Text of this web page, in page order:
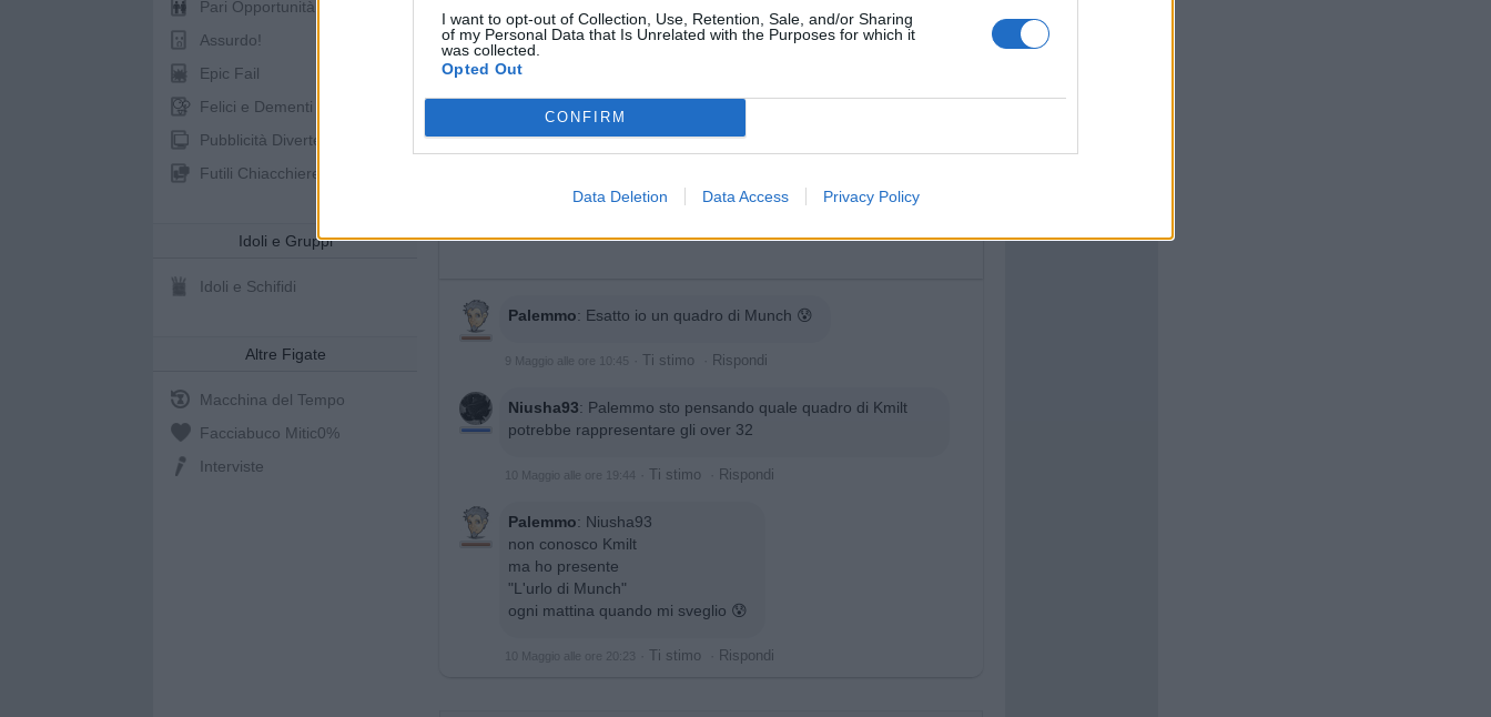
I want to opt-out of Collection, Use, Retention, Sale, and/or Sharing
of my Personal Data that Is Unrelated with the Purposes for which it
was collected.
Opted Out
CONFIRM
Data Deletion Data Access Privacy Policy
Pari Opportunità
Assurdo!
Epic Fail
Felici e Dementi
Pubblicità Divertenti
Futili Chiacchiere
Idoli e Gruppi
Idoli e Schifidi
Altre Figate
Macchina del Tempo
Facciabuco Mitic0%
Interviste
Palemmo: Esatto io un quadro di Munch 😰
9 Maggio alle ore 10:45 Ti stimo Rispondi
Niusha93: Palemmo sto pensando quale quadro di Kmilt
potrebbe rappresentare gli over 32
10 Maggio alle ore 19:44 Ti stimo Rispondi
Palemmo: Niusha93
non conosco Kmilt
ma ho presente
"L'urlo di Munch"
ogni mattina quando mi sveglio 😰
10 Maggio alle ore 20:23 Ti stimo Rispondi